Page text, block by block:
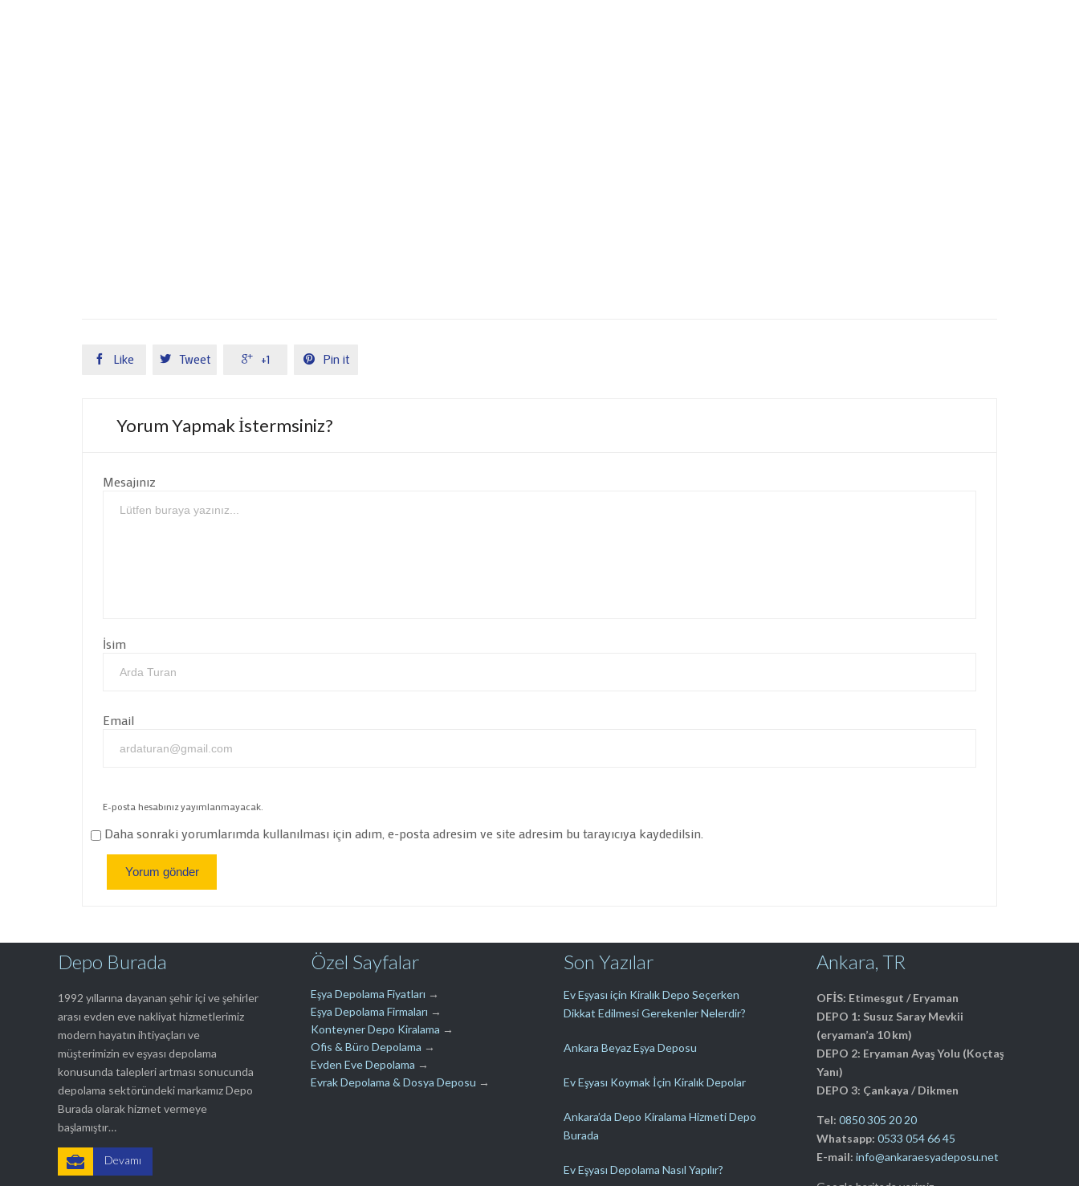
 Like  Tweet  +1  Pin it
Yorum Yapmak İstermsiniz?
Mesajınız
İsim
Email
E-posta hesabınız yayımlanmayacak.
Daha sonraki yorumlarımda kullanılması için adım, e-posta adresim ve site adresim bu tarayıcıya kaydedilsin.
Depo Burada
1992 yıllarına dayanan şehir içi ve şehirler
arası evden eve nakliyat hizmetlerimiz
modern hayatın ihtiyaçları ve
müşterimizin ev eşyası depolama
konusunda talepleri artması sonucunda
depolama sektöründeki markamız Depo
Burada olarak hizmet vermeye
başlamıştır…
 Devamı
Özel Sayfalar
Eşya Depolama Fiyatları →
Eşya Depolama Firmaları →
Konteyner Depo Kiralama →
Ofis & Büro Depolama →
Evden Eve Depolama →
Evrak Depolama & Dosya Deposu →
Son Yazılar
Ev Eşyası için Kiralık Depo Seçerken
Dikkat Edilmesi Gerekenler Nelerdir?
Ankara Beyaz Eşya Deposu
Ev Eşyası Koymak İçin Kiralık Depolar
Ankara’da Depo Kiralama Hizmeti Depo
Burada
Ev Eşyası Depolama Nasıl Yapılır?
Ankara, TR
OFİS: Etimesgut / Eryaman
DEPO 1: Susuz Saray Mevkii
(eryaman’a 10 km)
DEPO 2: Eryaman Ayaş Yolu (Koçtaş
Yanı)
DEPO 3: Çankaya / Dikmen
Tel: 0850 305 20 20
Whatsapp: 0533 054 66 45
E-mail: info@ankaraesyadeposu.net